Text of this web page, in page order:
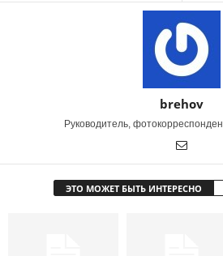
brehov
Руководитель,
ЭТО МОЖЕТ БЫТЬ ИНТЕРЕСНО